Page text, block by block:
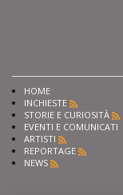
HOME
INCHIESTE
STORIE E CURIOSITÀ
EVENTI E COMUNICATI
ARTISTI
REPORTAGE
NEWS